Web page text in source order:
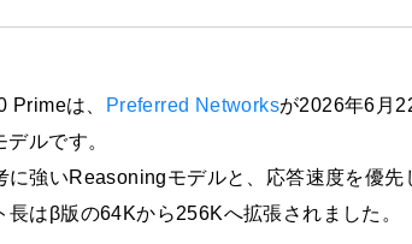
Primeは、 Preferred Networksが2026年6月
ルです。
に強いReasoningモデルと、応答速度を優
長はβ版の64Kから256Kへ拡張されました。